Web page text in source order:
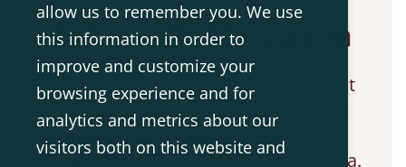
allow us to remember you. We use
this information in order to
improve and customize your
browsing experience and for
analytics and metrics about our
visitors both on this website and
Innowalk för vuxna
Innowalk är en innovativt dynamiskt
stå- och gåhjälpmedel som gör det
möjligt för vuxna med begränsad
rörelseförmåga att vara fysiskt aktiva.